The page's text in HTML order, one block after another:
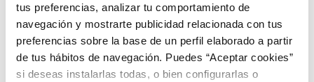
tus preferencias, analizar tu comportamiento de
navegación y mostrarte publicidad relacionada con tus
preferencias sobre la base de un perfil elaborado a partir
de tus hábitos de navegación. Puedes “Aceptar cookies”
si deseas instalarlas todas, o bien configurarlas o